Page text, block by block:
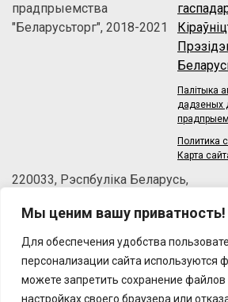
Мы ценим вашу приватность!
Для обеспечения удобства
персонализации сайта используются
можете запретить сохранение файлов
настройках своего браузера или
прадпрыемства
"Беларусьторг", 2018-2021
Палітыка
дадзеных
Политика
Карта
220033, Рэспбуліка Беларусь,
Тэлефон: +375 (17) 215-63-33
Факс: +375 (17) 270-30-50
Email:brt@brt.by